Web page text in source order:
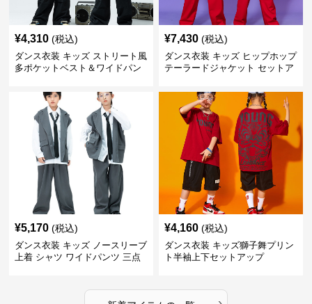
¥4,310 (税込)
ダンス衣装 キッズ ストリート風
多ポケットベスト＆ワイドパン
¥7,430 (税込)
ダンス衣装 キッズ ヒップホップ
テーラードジャケット セットア
¥5,170 (税込)
ダンス衣装 キッズ ノースリーブ
上着 シャツ ワイドパンツ 三点
¥4,160 (税込)
ダンス衣装 キッズ獅子舞プリン
ト半袖上下セットアップ